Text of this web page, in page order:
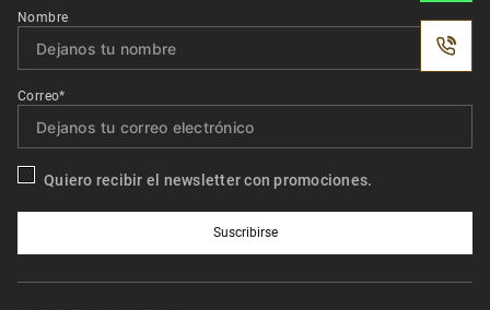
Nombre
Correo*
Quiero recibir el newsletter con promociones.
Suscribirse